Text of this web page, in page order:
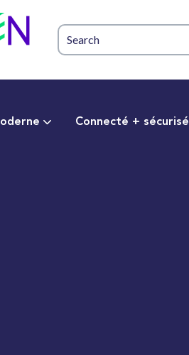
Connecté + sécurisé